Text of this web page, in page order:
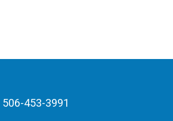
506-453-3991